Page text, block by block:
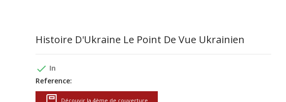
Histoire D'Ukraine Le Point De Vue Ukrainien
done In
Reference: